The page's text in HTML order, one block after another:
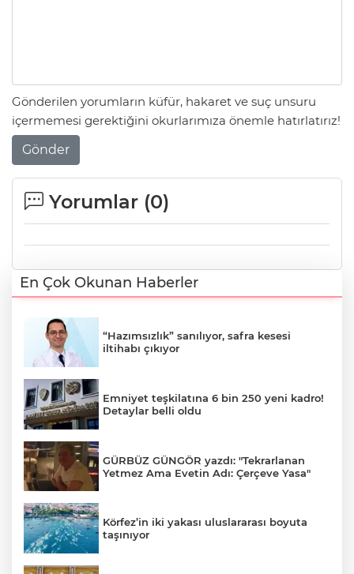
Gönderilen yorumların küfür, hakaret ve suç unsuru
içermemesi gerektiğini okurlarımıza önemle hatırlatırız!
Gönder
Yorumlar (0)
En Çok Okunan Haberler
“Hazımsızlık” sanılıyor, safra kesesi
iltihabı çıkıyor
Emniyet teşkilatına 6 bin 250 yeni kadro!
Detaylar belli oldu
GÜRBÜZ GÜNGÖR yazdı: "Tekrarlanan
Yetmez Ama Evetin Adı: Çerçeve Yasa"
Körfez’in iki yakası uluslararası boyuta
taşınıyor